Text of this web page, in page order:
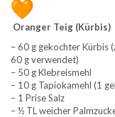
Oranger Teig (Kürbis)
– 60 g gekochter Kürbis
60 g verwendet)
– 50 g Klebreismehl
– 10 g Tapiokamehl (1
– 1 Prise Salz
– ½ TL weicher